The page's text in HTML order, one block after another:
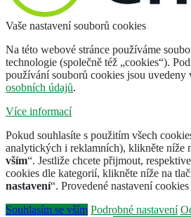
Vaše nastavení souborů cookies
Na této webové stránce používáme
technologie (společně též „cookies“).
používání souborů cookies jsou uvedeny
osobních údajů.
Více informací
Pokud souhlasíte s použitím všech
analytických i reklamních), klikněte níže
vším“. Jestliže chcete přijmout,
cookies dle kategorií, klikněte níže na
nastavení“. Provedené nastavení
Souhlasím se vším Podrobné nastavení